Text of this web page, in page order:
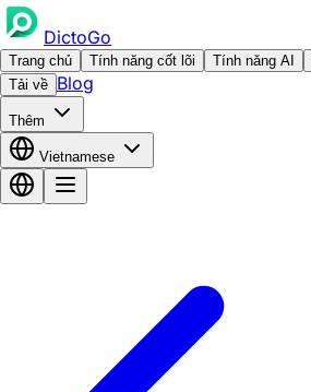
DictoGo
Trang chủ Tính năng cốt lõi Tính năng AI
Tải về Blog
Thêm
Vietnamese